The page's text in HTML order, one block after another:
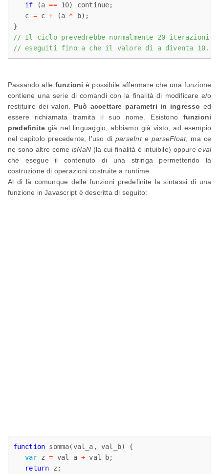
if (a == 10) continue;
   c
= c + (a * b);
// Il ciclo prevedrebbe normalmente 20 iterazioni
// eseguiti fino a che il valore di a diventa 10.
Passando alle funzioni è possibile affermare che una funzione
contiene una serie di comandi con la finalità di modificare e/o
restituire dei valori. Può accettare parametri in ingresso ed
essere richiamata tramita il suo nome. Esistono funzioni
predefinite già nel linguaggio, abbiamo già visto, ad esempio
nel capitolo precedente, l'uso diparseInteparseFloat, ma ce
ne sono altre comeisNaN (la cui finalità è intuibile) oppureeval
che esegue il contenuto di una stringa permettendo la
costruzione di operazioni costruite a runtime.
Al di là comunque delle funzioni predefinite la sintassi di una
funzione in Javascript è descritta di seguito:
function somma(val_a, val_b) {
var z = val_a + val_b;
return z;